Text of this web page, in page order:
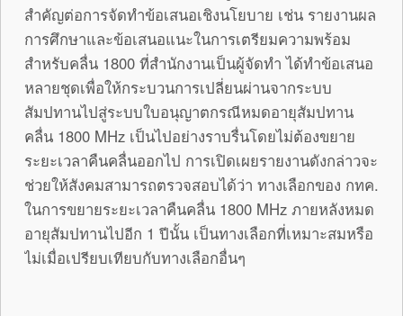
สำคัญต่อการจัดทำข้อเสนอเชิงนโยบาย เช่น รายงานผล
การศึกษาและข้อเสนอแนะในการเตรียมความพร้อม
สำหรับคลื่น 1800 ที่สำนักงานเป็นผู้จัดทำ ได้ทำข้อเสนอ
หลายชุดเพื่อให้กระบวนการเปลี่ยนผ่านจากระบบ
สัมปทานไปสู่ระบบใบอนุญาตกรณีหมดอายุสัมปทาน
คลื่น 1800 MHz เป็นไปอย่างราบรื่นโดยไม่ต้องขยาย
ระยะเวลาคืนคลื่นออกไป การเปิดเผยรายงานดังกล่าวจะ
ช่วยให้สังคมสามารถตรวจสอบได้ว่า ทางเลือกของ กทค.
ในการขยายระยะเวลาคืนคลื่น 1800 MHz ภายหลังหมด
อายุสัมปทานไปอีก 1 ปีนั้น เป็นทางเลือกที่เหมาะสมหรือ
ไม่เมื่อเปรียบเทียบกับทางเลือกอื่นๆ